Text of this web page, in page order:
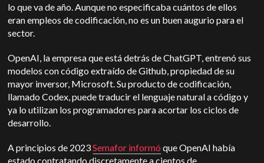
lo que va de año. Aunque no especificaba cuántos de ellos
eran empleos de codificación, no es un buen augurio para el
sector.
OpenAI, la empresa que está detrás de ChatGPT, entrenó sus
modelos con código extraído de Github, propiedad de su
mayor inversor, Microsoft. Su producto de codificación,
llamado Codex, puede traducir el lenguaje natural a código y
ya lo utilizan los programadores para acortar los ciclos de
desarrollo.
A principios de 2023Semafor informó que OpenAI había
estado contratando discretamente a cientos de